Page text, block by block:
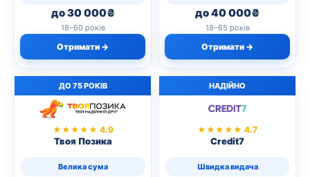
до 30 000₴
18–60 років
Отримати →
до 40 000₴
18–65 років
Отримати →
ДО 75 РОКІВ
★★★★★ 4.9
Твоя Позика
Велика сума
НАДІЙНО
★★★★★ 4.7
Credit7
Швидка видача